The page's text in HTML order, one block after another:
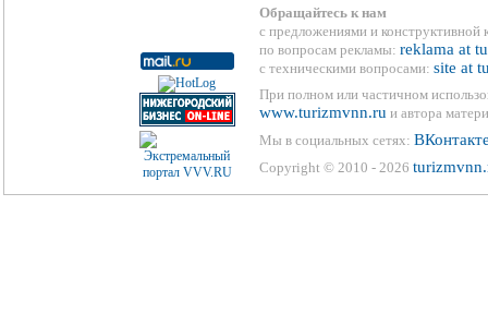
Обращайтесь к нам
с предложениями и конструктивной
по вопросам рекламы: reklama at
с техническими вопросами: site at
При полном или частичном
www.turizmvnn.ru и автора
Мы в социальных сетях:
Copyright © 2010 - 2026